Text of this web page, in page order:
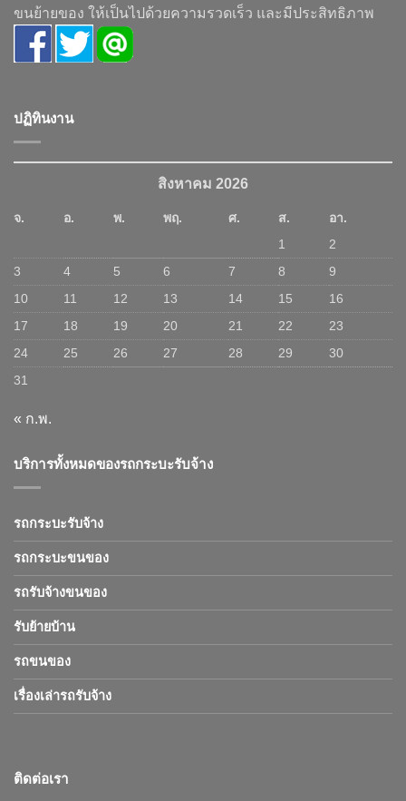
ขนย้ายของ ให้เป็นไปด้วยความรวดเร็ว และมีประสิทธิภาพ
ปฏิทินงาน
สิงหาคม 2026
จ. อ. พ. พฤ. ศ. ส.
อา.
1
2
3
4 5 6 7 8
9
10
11 12 13 14 15
16
17
18 19 20 21 22
23
24
25 26 27 28 29
30
31
« ก.พ.
บริการทั้งหมดของรถกระบะรับจ้าง
รถกระบะรับจ้าง
รถกระบะขนของ
รถรับจ้างขนของ
รับย้ายบ้าน
รถขนของ
เรื่องเล่ารถรับจ้าง
ติดต่อเรา